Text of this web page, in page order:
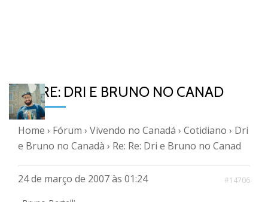
RE: RE: DRI E BRUNO NO CANAD
Home › Fórum › Vivendo no Canadá › Cotidiano › Dri
e Bruno no Canadà › Re: Re: Dri e Bruno no Canad
24 de março de 2007 às 01:24 #14706